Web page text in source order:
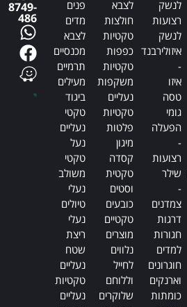
לנשק
רצועות
לנשק
איזולירבנד
-
איזו
טסה
גומי
הפעלה
-
רצועות
שילר
-
צמדנים
דרגות
חגורות
למדים
חוגרונים
וארנקים
כומתות
לצבא
חולצות
טקטיות
כפפות
טקטיות
משקפות
נעליים
טקטיות
פלטות
מיגון
קסדה
טקטית
וסטים
כובעים
טקטיים
מוצרים
נלווים
לחייל
וללוחם
שלוקרים
פנים
מדים
לצבא
מכנסיים
תרמיים
מעילים
ביגוד
טקטי
נעליים
נעל
טקטי
משולב
נעלי
טיולים
נעלי
ריצת
שטח
נעליים
טקטיות
נעליים
8749-
486